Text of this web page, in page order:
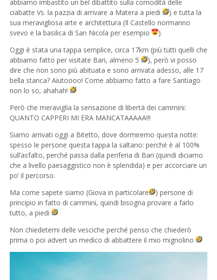
abbiamo imbastito un bel dibattito sulla comodità delle
ciabatte Vs. la pazzia di arrivare a Matera a piedi
) e tutta la
sua meravigliosa arte e architettura (Il Castello normanno
svevo e la basilica di San Nicola per esempio
).
Oggi è stata una tappa semplice, circa 17km (più tutti quelli che
abbiamo fatto per visitate Bari, almeno 5
), però vi posso
dire che non sono più abituata e sono arrivata adesso, alle 17
bella stanca? Aiutoooo! Come abbiamo fatto a fare Santiago
non lo so, ahahah!
Però che meraviglia la sensazione di libertà dei cammini:
QUANTO CAPPERI MI ERA MANCATAAAAA!!!
Siamo arrivati oggi a Bitetto, dove dormiremo questa notte:
spesso le persone questa tappa la saltano: perché è al 100%
sull’asfalto, perché passa dalla periferia di Bari (quindi diciamo
che a livello paesaggistico non è splendida) e per accorciare un
po’ il percorso.
Ma come sapete siamo (Giova in particolare
) persone di
principio in fatto di cammini, quindi bisogna provare a farlo
tutto, a piedi
Non chiedetemi delle vesciche perché penso che chiederò
prima o poi advert un medico di abbattere il mio mignolino